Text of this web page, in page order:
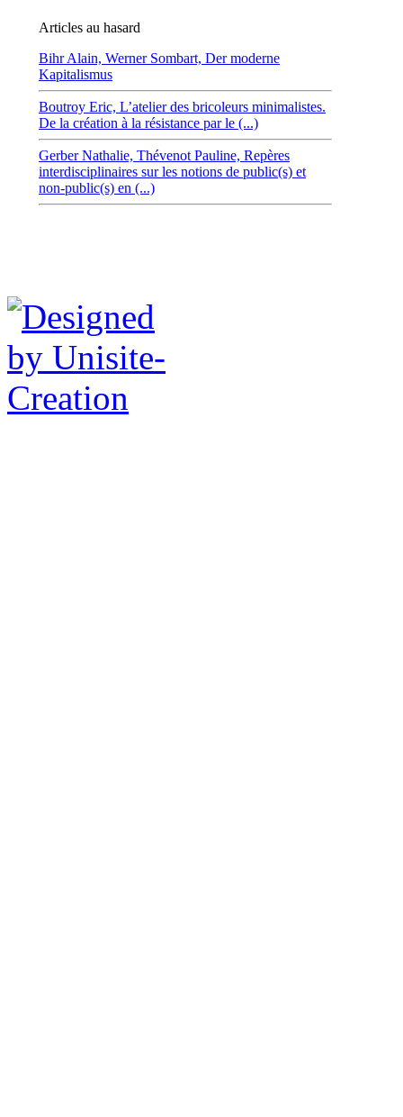
Articles au hasard
Bihr Alain, Werner Sombart, Der moderne
Kapitalismus
Boutroy Eric, L’atelier des bricoleurs minimalistes.
De la création à la résistance par le (...)
Gerber Nathalie, Thévenot Pauline, Repères
interdisciplinaires sur les notions de public(s) et
non-public(s) en (...)